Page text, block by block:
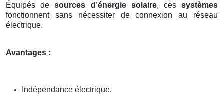
Équipés desources d’énergie solaire, cessystèmes
fonctionnent sans nécessiter de connexion au réseau
électrique.
Avantages :
Indépendance électrique.